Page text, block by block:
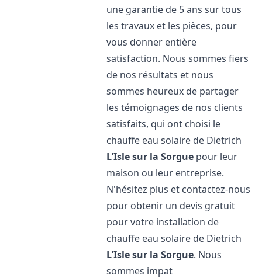
une garantie de 5 ans sur tous
les travaux et les pièces, pour
vous donner entière
satisfaction. Nous sommes fiers
de nos résultats et nous
sommes heureux de partager
les témoignages de nos clients
satisfaits, qui ont choisi le
chauffe eau solaire de Dietrich
L'Isle sur la Sorgue pour leur
maison ou leur entreprise.
N'hésitez plus et contactez-nous
pour obtenir un devis gratuit
pour votre installation de
chauffe eau solaire de Dietrich
L'Isle sur la Sorgue. Nous
sommes impat